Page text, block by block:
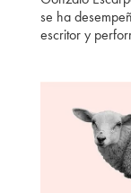
se ha
escritor y